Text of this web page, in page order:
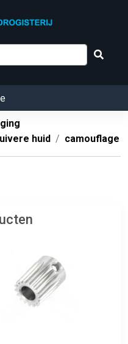
huid camouflage